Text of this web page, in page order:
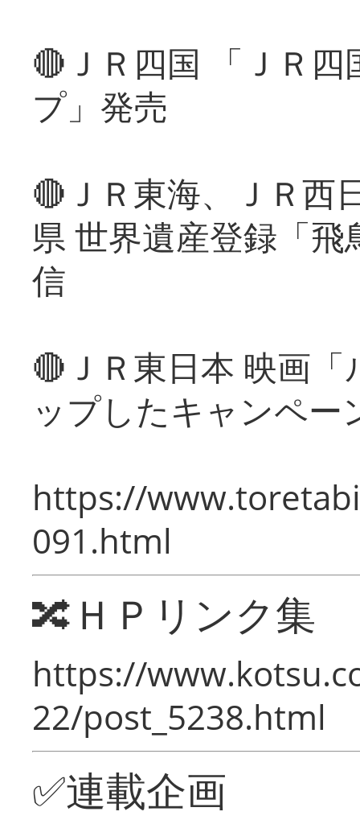
🔴ＪＲ四国 「ＪＲ
プ」発売
🔴ＪＲ東海、ＪＲ西
県 世界遺産登録「
信
🔴ＪＲ東日本 映画
ップしたキャンペー
https://
091.html
🔀ＨＰリンク集
https://
22/post_5238.html
✅連載企画